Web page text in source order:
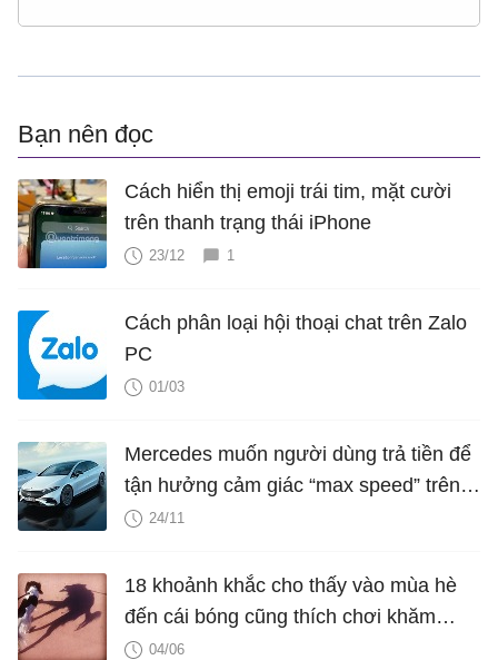
Bạn nên đọc
Cách hiển thị emoji trái tim, mặt cười
trên thanh trạng thái iPhone
23/12 1
Cách phân loại hội thoại chat trên Zalo
PC
01/03
Mercedes muốn người dùng trả tiền để
tận hưởng cảm giác “max speed” trên
xe điện
24/11
18 khoảnh khắc cho thấy vào mùa hè
đến cái bóng cũng thích chơi khăm
chúng ta
04/06